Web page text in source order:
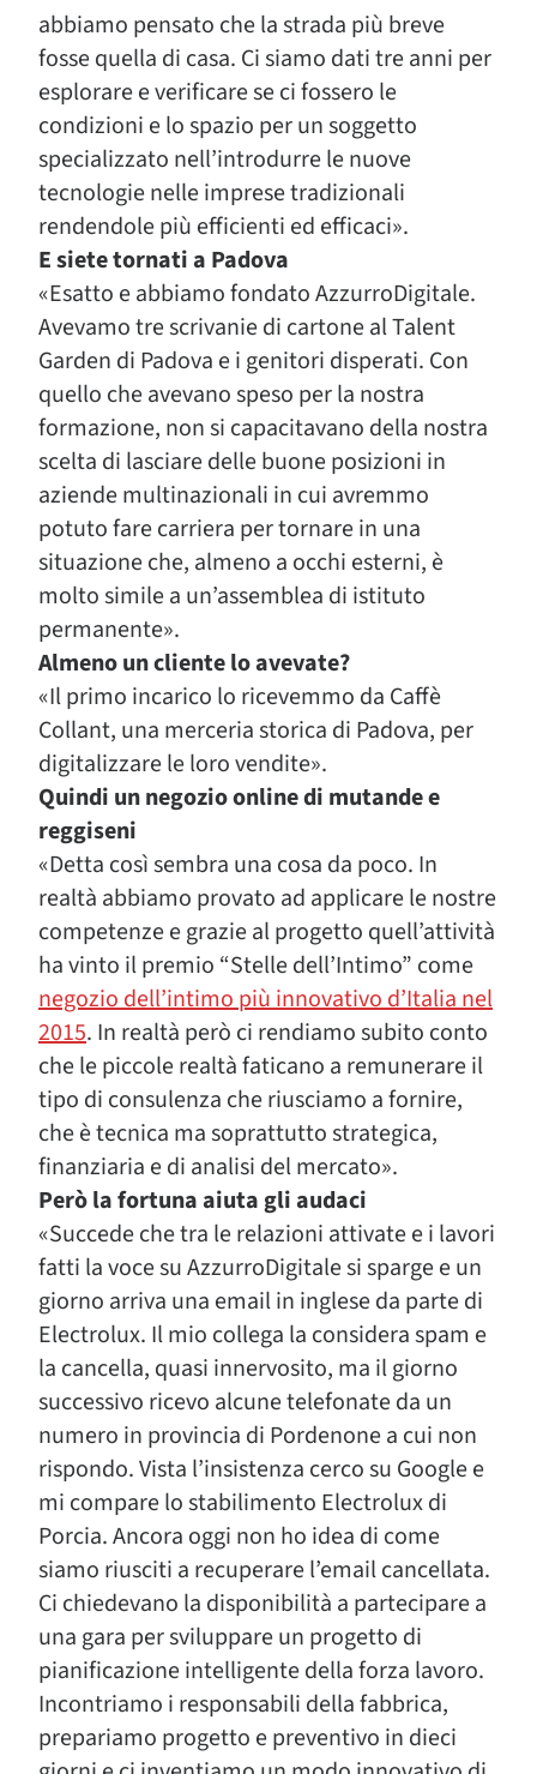
abbiamo pensato che la strada più breve
fosse quella di casa. Ci siamo dati tre anni per
esplorare e verificare se ci fossero le
condizioni e lo spazio per un soggetto
specializzato nell’introdurre le nuove
tecnologie nelle imprese tradizionali
rendendole più efficienti ed efficaci».
E siete tornati a Padova
«Esatto e abbiamo fondato AzzurroDigitale.
Avevamo tre scrivanie di cartone al Talent
Garden di Padova e i genitori disperati. Con
quello che avevano speso per la nostra
formazione, non si capacitavano della nostra
scelta di lasciare delle buone posizioni in
aziende multinazionali in cui avremmo
potuto fare carriera per tornare in una
situazione che, almeno a occhi esterni, è
molto simile a un’assemblea di istituto
permanente».
Almeno un cliente lo avevate?
«Il primo incarico lo ricevemmo da Caffè
Collant, una merceria storica di Padova, per
digitalizzare le loro vendite».
Quindi un negozio online di mutande e
reggiseni
«Detta così sembra una cosa da poco. In
realtà abbiamo provato ad applicare le nostre
competenze e grazie al progetto quell’attività
ha vinto il premio “Stelle dell’Intimo” come
negozio dell’intimo più innovativo d’Italia nel
2015. In realtà però ci rendiamo subito conto
che le piccole realtà faticano a remunerare il
tipo di consulenza che riusciamo a fornire,
che è tecnica ma soprattutto strategica,
finanziaria e di analisi del mercato».
Però la fortuna aiuta gli audaci
«Succede che tra le relazioni attivate e i lavori
fatti la voce su AzzurroDigitale si sparge e un
giorno arriva una email in inglese da parte di
Electrolux. Il mio collega la considera spam e
la cancella, quasi innervosito, ma il giorno
successivo ricevo alcune telefonate da un
numero in provincia di Pordenone a cui non
rispondo. Vista l’insistenza cerco su Google e
mi compare lo stabilimento Electrolux di
Porcia. Ancora oggi non ho idea di come
siamo riusciti a recuperare l’email cancellata.
Ci chiedevano la disponibilità a partecipare a
una gara per sviluppare un progetto di
pianificazione intelligente della forza lavoro.
Incontriamo i responsabili della fabbrica,
prepariamo progetto e preventivo in dieci